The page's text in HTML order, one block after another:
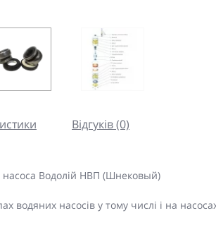
Відгуків (0)
насоса Водолій НВП (Шнековый)
водяних насосів у тому числі і на